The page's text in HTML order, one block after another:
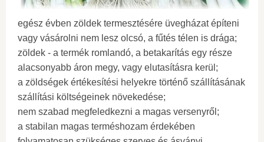
egész évben zöldek termesztésére üvegházat építeni
vagy vásárolni nem lesz olcsó, a fűtés télen is drága;
zöldek - a termék romlandó, a betakarítás egy része
alacsonyabb áron megy, vagy elutasításra kerül;
a zöldségek értékesítési helyekre történő szállításának
szállítási költségeinek növekedése;
nem szabad megfeledkezni a magas versenyről;
a stabilan magas terméshozam érdekében